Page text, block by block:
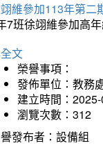
維參加113年第二
7班徐翊維參加高
文
榮譽事項：
發佈單位：教務
建立時間：
瀏覽次數：312
發布者：設備組